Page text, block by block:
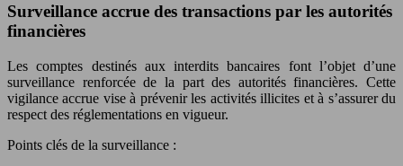
Surveillance accrue des transactions par les autorités
financières
Les comptes destinés aux interdits bancaires font l’objet d’une
surveillance renforcée de la part des autorités financières. Cette
vigilance accrue vise à prévenir les activités illicites et à s’assurer du
respect des réglementations en vigueur.
Points clés de la surveillance :